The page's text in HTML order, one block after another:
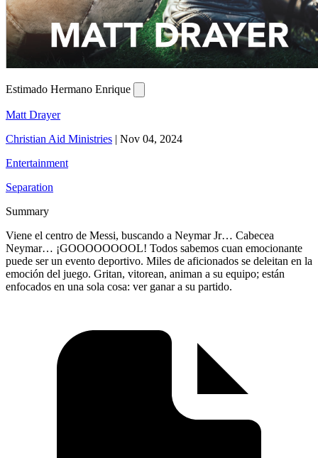
Estimado Hermano Enrique
Matt Drayer
Christian Aid Ministries | Nov 04, 2024
Entertainment
Separation
Summary
Viene el centro de Messi, buscando a Neymar Jr… Cabecea
Neymar… ¡GOOOOOOOOL! Todos sabemos cuan emocionante
puede ser un evento deportivo. Miles de aficionados se deleitan en la
emoción del juego. Gritan, vitorean, animan a su equipo; están
enfocados en una sola cosa: ver ganar a su partido.